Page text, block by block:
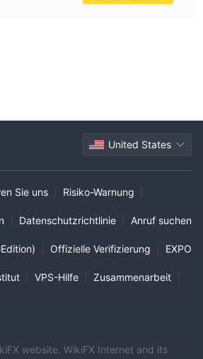
United States
Sie uns Risiko-Warnung
Datenschutzrichtlinie Anruf suchen
Offizielle Verifizierung EXPO
VPS-Hilfe Zusammenarbeit
website. WikiFX Internet and its